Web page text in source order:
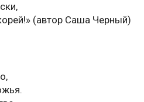
(автор Саша Черный)